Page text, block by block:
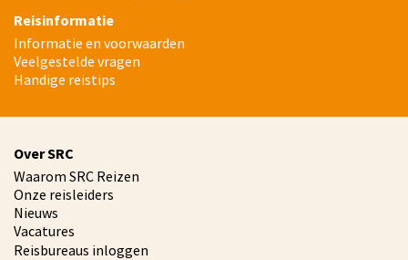
Reisinformatie
Informatie en voorwaarden
Veelgestelde vragen
Handige reistips
Over SRC
Waarom SRC Reizen
Onze reisleiders
Nieuws
Vacatures
Reisbureaus inloggen